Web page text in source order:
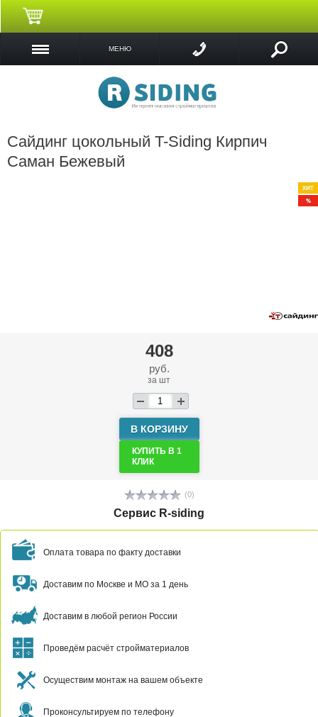
МЕНЮ
Сайдинг цокольный T-Siding Кирпич
Саман Бежевый
408
руб.
за шт
В КОРЗИНУ
КУПИТЬ В 1
КЛИК
(0)
Сервис R-siding
Оплата товара по факту доставки
Доставим по Москве и МО за 1 день
Доставим в любой регион России
Проведём расчёт стройматериалов
Осуществим монтаж на вашем объекте
Проконсультируем по телефону